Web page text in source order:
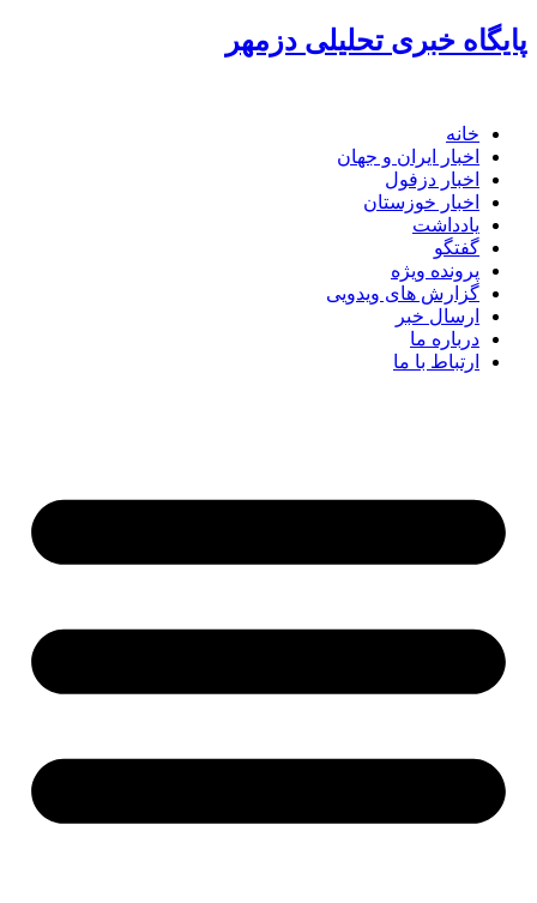
خبری تحلیلی دزمهر
خانه
اخبار ایران و جهان
اخبار دزفول
اخبار خوزستان
یادداشت
گفتگو
پرونده ویژه
گزارش های ویدویی
ارسال خبر
درباره ما
ارتباط با ما